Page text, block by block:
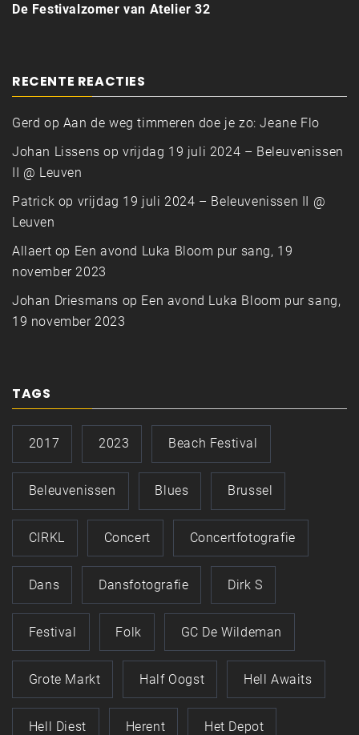
De Festivalzomer van Atelier 32
RECENTE REACTIES
Gerd op Aan de weg timmeren doe je zo: Jeane Flo
Johan Lissens opvrijdag 19 juli 2024 – Beleuvenissen
II @ Leuven
Patrick op vrijdag 19 juli 2024 – Beleuvenissen II @
Leuven
Allaert op Een avond Luka Bloom pur sang, 19
november 2023
Johan Driesmans op Een avond Luka Bloom pur sang,
19 november 2023
TAGS
2017 2023 Beach Festival
Beleuvenissen Blues Brussel
CIRKL Concert Concertfotografie
Dans Dansfotografie Dirk S
Festival Folk GC De Wildeman
Grote Markt Half Oogst Hell Awaits
Hell Diest Herent Het Depot